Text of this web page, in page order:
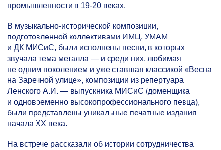
промышленности в 19-20 веках.
В музыкально-исторической композиции,
подготовленной коллективами ИМЦ, УМАМ
и ДК МИСиС, были исполнены песни, в которых
звучала тема металла — и среди них, любимая
не одним поколением и уже ставшая классикой «Весна
на Заречной улице», композиции из репертуара
Ленского А.И. — выпускника МИСиС (доменщика
и одновременно высокопрофессионального певца),
были представлены уникальные печатные издания
начала ХХ века.
На встрече рассказали об истории сотрудничества